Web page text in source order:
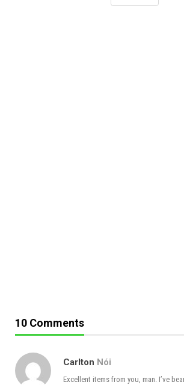
10 Comments
Carlton Nói
Excellent items from you, man. I’ve